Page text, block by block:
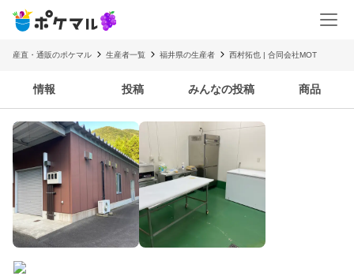
産直・通販のポケマル 生産者一覧 福井県の生産者 西村拓也 | 合同会社MOT
情報 投稿 みんなの投稿 商品